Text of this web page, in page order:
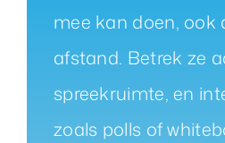
mee kan doen, ook
afstand. Betrek ze
spreekruimte, en
zoals polls of